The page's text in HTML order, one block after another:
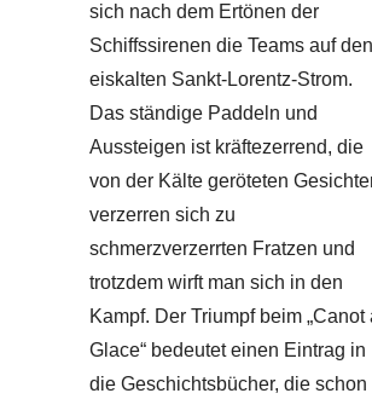
sich nach dem Ertönen der
Schiffssirenen die Teams auf den
eiskalten Sankt-Lorentz-Strom.
Das ständige Paddeln und
Aussteigen ist kräftezerrend, die
von der Kälte geröteten
verzerren sich zu
schmerzverzerrten Fratzen und
trotzdem wirft man sich in den
Kampf. Der Triumpf beim „Canot
Glace“ bedeutet einen Eintrag in
die Geschichtsbücher, die schon